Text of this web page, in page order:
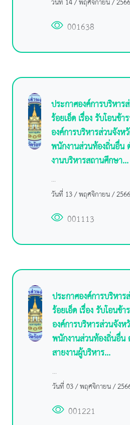
วันที่ 14 / พฤศจิกายน / 2566
001638
ประกาศองค์การบริหาร
ร้อยเอ็ด เรื่อง รับโอนข้า
องค์การบริหารส่วนจังห
พนักงานส่วนท้องถิ่นอื่น
งานบริหารสถานศึกษา...
...
วันที่ 13 / พฤศจิกายน / 2566
001113
ประกาศองค์การบริหาร
ร้อยเอ็ด เรื่อง รับโอนข้า
องค์การบริหารส่วนจังห
พนักงานส่วนท้องถิ่นอื่น
สายงานผู้บริหาร...
...
วันที่ 03 / พฤศจิกายน /
001221